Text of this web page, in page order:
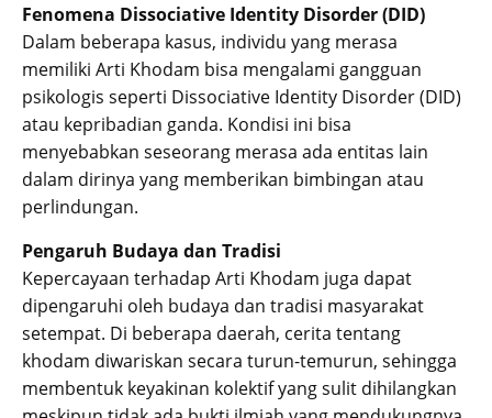
Fenomena Dissociative Identity Disorder (DID)
Dalam beberapa kasus, individu yang merasa
memiliki Arti Khodam bisa mengalami gangguan
psikologis seperti Dissociative Identity Disorder (DID)
atau kepribadian ganda. Kondisi ini bisa
menyebabkan seseorang merasa ada entitas lain
dalam dirinya yang memberikan bimbingan atau
perlindungan.
Pengaruh Budaya dan Tradisi
Kepercayaan terhadap Arti Khodam juga dapat
dipengaruhi oleh budaya dan tradisi masyarakat
setempat. Di beberapa daerah, cerita tentang
khodam diwariskan secara turun-temurun, sehingga
membentuk keyakinan kolektif yang sulit dihilangkan